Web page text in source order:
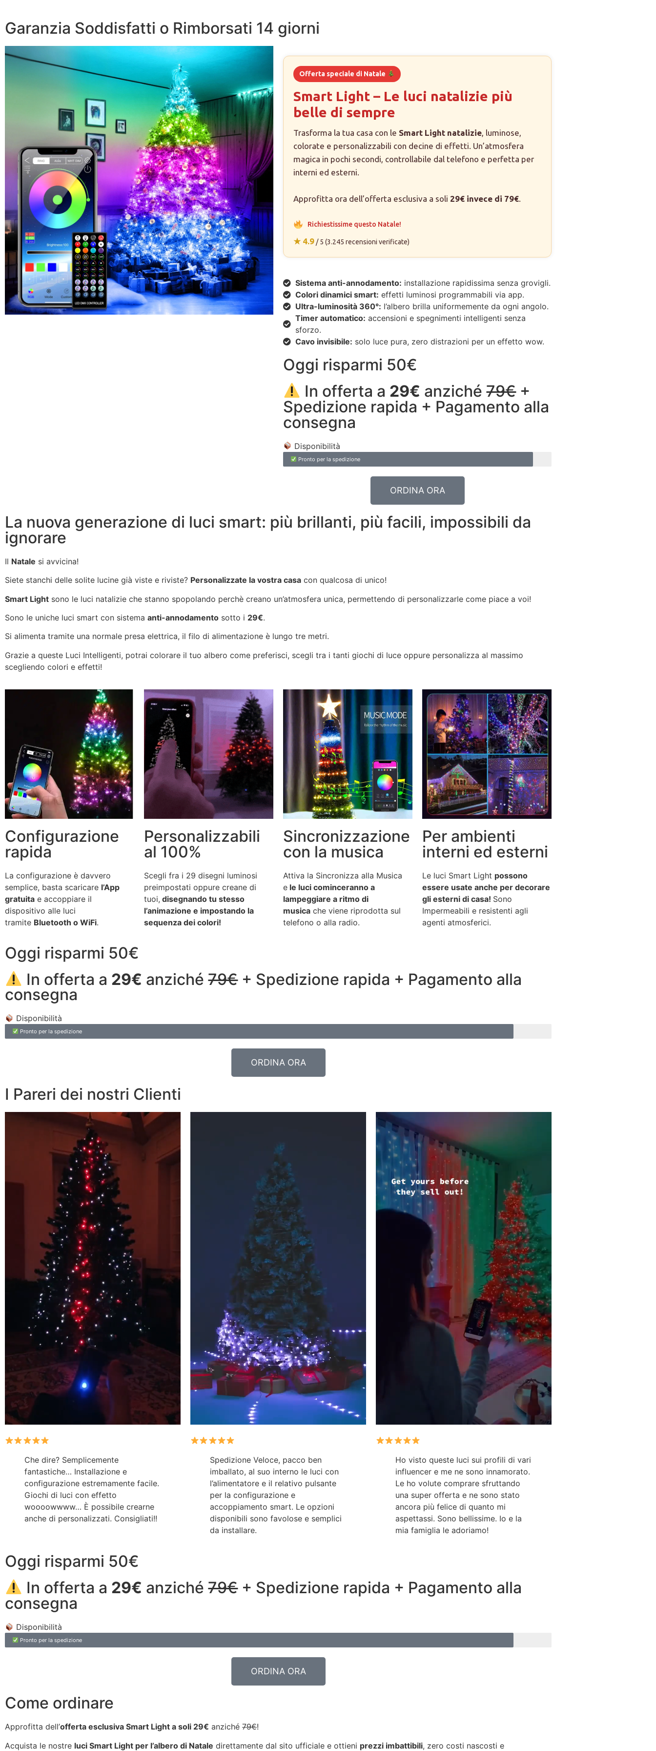
Garanzia Soddisfatti o Rimborsati 14 giorni
Offerta speciale di Natale
Smart Light – Le luci natalizie più
belle di sempre
Trasforma la tua casa con le Smart Light natalizie, luminose,
colorate e personalizzabili con decine di effetti. Un’atmosfera
magica in pochi secondi, controllabile dal telefono e perfetta per
interni ed esterni.
Approfitta ora dell’offerta esclusiva a soli 29€ invece di 79€.
Richiestissime questo Natale!
★ 4.9 / 5 (3.245 recensioni verificate)
Sistema anti-annodamento: installazione rapidissima senza grovigli.
Colori dinamici smart: effetti luminosi programmabili via app.
Ultra-luminosità 360°: l’albero brilla uniformemente da ogni angolo.
Timer automatico: accensioni e spegnimenti intelligenti senza
sforzo.
Cavo invisibile: solo luce pura, zero distrazioni per un effetto wow.
Oggi risparmi 50€
In offerta a 29€ anziché79€+
Spedizione rapida + Pagamento alla
consegna
Disponibilità
Pronto per la spedizione
ORDINA ORA
La nuova generazione di luci smart: più brillanti, più facili, impossibili da
ignorare
Il Natale si avvicina!
Siete stanchi delle solite lucine già viste e riviste? Personalizzate la vostra casa con qualcosa di unico!
Smart Light sono le luci natalizie che stanno spopolando perchè creano un’atmosfera unica, permettendo di personalizzarle come piace a voi!
Sono le uniche luci smart con sistema anti-annodamento sotto i 29€.
Si alimenta tramite una normale presa elettrica, il filo di alimentazione è lungo tre metri.
Grazie a queste Luci Intelligenti, potrai colorare il tuo albero come preferisci, scegli tra i tanti giochi di luce oppure personalizza al massimo
scegliendo colori e effetti!
Configurazione
rapida
La configurazione è davvero
semplice, basta scaricare l’App
gratuita e accoppiare il
dispositivo alle luci
tramite Bluetooth o WiFi.
Personalizzabili
al 100%
Scegli fra i 29 disegni luminosi
preimpostati oppure creane di
tuoi, disegnando tu stesso
l’animazione e impostando la
sequenza dei colori!
Sincronizzazione
con la musica
Attiva la Sincronizza alla Musica
e le luci cominceranno a
lampeggiare a ritmo di
musica che viene riprodotta sul
telefono o alla radio.
Per ambienti
interni ed esterni
Le luci Smart Light possono
essere usate anche per decorare
gli esterni di casa! Sono
Impermeabili e resistenti agli
agenti atmosferici.
Oggi risparmi 50€
In offerta a 29€ anziché79€+ Spedizione rapida + Pagamento alla
consegna
Disponibilità
Pronto per la spedizione
ORDINA ORA
I Pareri dei nostri Clienti
Che dire? Semplicemente
fantastiche… Installazione e
configurazione estremamente facile.
Giochi di luci con effetto
woooowwww… È possibile crearne
anche di personalizzati. Consigliati!!
Spedizione Veloce, pacco ben
imballato, al suo interno le luci con
l’alimentatore e il relativo pulsante
per la configurazione e
accoppiamento smart. Le opzioni
disponibili sono favolose e semplici
da installare.
Ho visto queste luci sui profili di vari
influencer e me ne sono innamorato.
Le ho volute comprare sfruttando
una super offerta e ne sono stato
ancora più felice di quanto mi
aspettassi. Sono bellissime. Io e la
mia famiglia le adoriamo!
Oggi risparmi 50€
In offerta a 29€ anziché79€+ Spedizione rapida + Pagamento alla
consegna
Disponibilità
Pronto per la spedizione
ORDINA ORA
Come ordinare
Approfitta dell’offerta esclusiva Smart Light a soli 29€ anziché 79€!
Acquista le nostre luci Smart Light per l’albero di Natale direttamente dal sito ufficiale e ottieni prezzi imbattibili, zero costi nascosti e